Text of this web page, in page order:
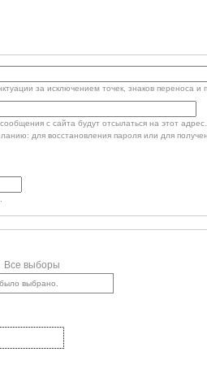
за исключением точек, знаков переноса и
с сайта будут отсылаться на этот
для восстановления пароля или для
Все выборы
выбрано.
поводов
У Вас